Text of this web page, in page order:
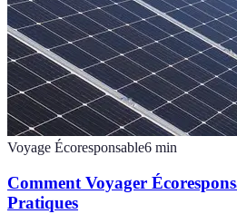
Voyage Écoresponsable6 min
Comment Voyager
Pratiques